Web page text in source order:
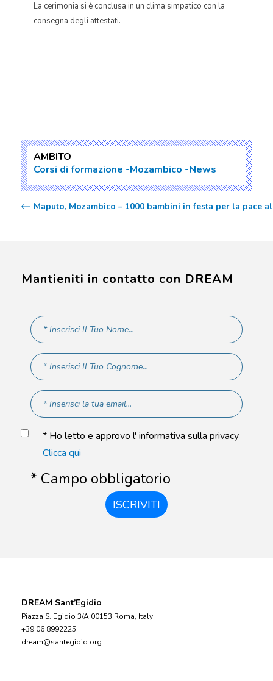
La cerimonia si è conclusa in un clima simpatico con la
consegna degli attestati.
AMBITO
Corsi di formazione Mozambico News
Maputo, Mozambico – 1000 bambini in festa per la pace
Mantieniti in contatto con DREAM
* Ho letto e approvo l' informativa sulla privacy
Clicca qui
* Campo obbligatorio
ISCRIVITI
DREAM Sant’Egidio
Piazza S. Egidio 3/A 00153 Roma, Italy
+39 06 8992225
dream@santegidio.org